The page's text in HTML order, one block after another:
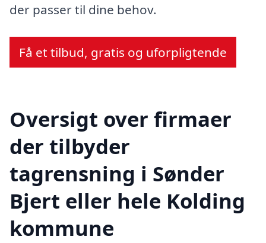
der passer til dine behov.
Få et tilbud, gratis og uforpligtende
Oversigt over firmaer
der tilbyder
tagrensning i Sønder
Bjert eller hele Kolding
kommune